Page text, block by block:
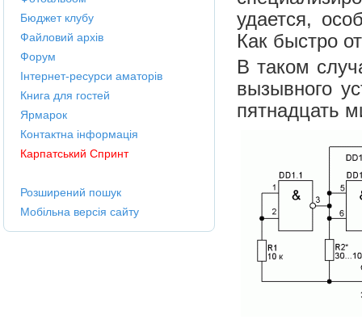
удается,
Как быстро
В таком
вызывного
пятнадцать
Бюджет клубу
Файловий архів
Форум
Інтернет-ресурси аматорів
Книга для гостей
Ярмарок
Контактна інформація
Карпатський Спринт
Розширений пошук
Мобільна версія сайту